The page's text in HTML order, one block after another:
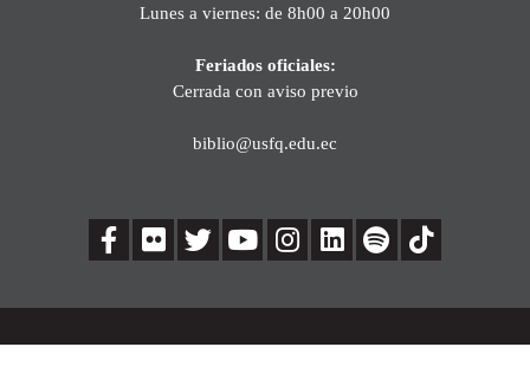
Lunes a viernes: de 8h00 a 20h00
Feriados oficiales:
Cerrada con aviso previo
biblio@usfq.edu.ec